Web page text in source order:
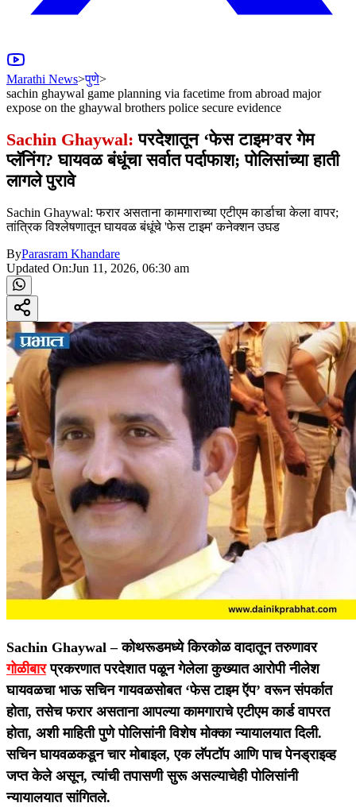
Marathi News>पुणे>
sachin ghaywal game planning via facetime from abroad major
expose on the ghaywal brothers police secure evidence
Sachin Ghaywal: परदेशातून ‘फेस टाइम’वर गेम
प्लॅनिंग? घायवळ बंधूंचा सर्वात पर्दाफाश; पोलिसांच्या हाती
लागले पुरावे
Sachin Ghaywal: फरार असताना कामगाराच्या एटीएम कार्डाचा केला वापर;
तांत्रिक विश्लेषणातून घायवळ बंधूंचे 'फेस टाइम' कनेक्शन उघड
ByParasram Khandare
Updated On:Jun 11, 2026, 06:30 am
Sachin Ghaywal –कोथरूडमध्ये किरकोळ वादातून तरुणावर
गोळीबारप्रकरणात परदेशात पळून गेलेला कुख्यात आरोपी नीलेश
घायवळचा भाऊ सचिन गायवळसोबत ‘फेस टाइम ऍप’ वरून संपर्कात
होता, तसेच फरार असताना आपल्या कामगाराचे एटीएम कार्ड वापरत
होता, अशी माहिती पुणे पोलिसांनी विशेष मोक्का न्यायालयात दिली.
सचिन घायवळकडून चार मोबाइल, एक लॅपटॉप आणि पाच पेनड्राइव्ह
जप्त केले असून, त्यांची तपासणी सुरू असल्याचेही पोलिसांनी
न्यायालयात सांगितले.